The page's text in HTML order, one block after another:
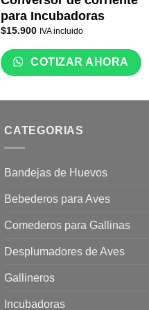
para Incubadoras
$15.900 IVA incluido
COTIZAR AHORA
CATEGORIAS
Bandejas de Huevos
Bebederos para Aves
Comederos para Gallinas
Desplumadores de Aves
Gallineros
Incubadoras